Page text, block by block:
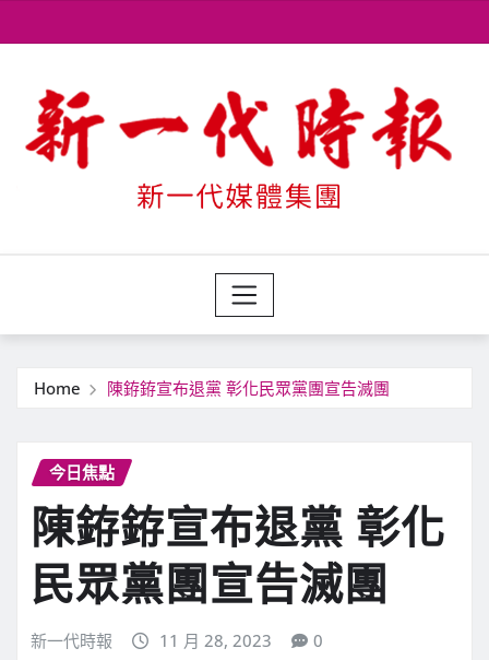
to
Home 陳銌銌宣布退黨 彰化民眾黨團宣告滅團
今日焦點
陳銌銌宣布退黨 彰化
民眾黨團宣告滅團
新一代時報 11 月 28, 2023 0